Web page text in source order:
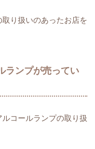
り扱いのあったお店を
ランプが売ってい
コールランプの取り扱